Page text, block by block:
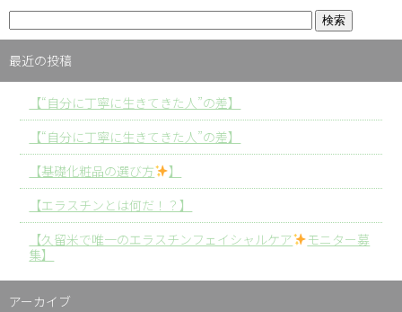
最近の投稿
【“自分に丁寧に生きてきた人”の差】
【“自分に丁寧に生きてきた人”の差】
【基礎化粧品の選び方
】
【エラスチンとは何だ！？】
【久留米で唯一のエラスチンフェイシャルケア
モニター募
集】
アーカイブ